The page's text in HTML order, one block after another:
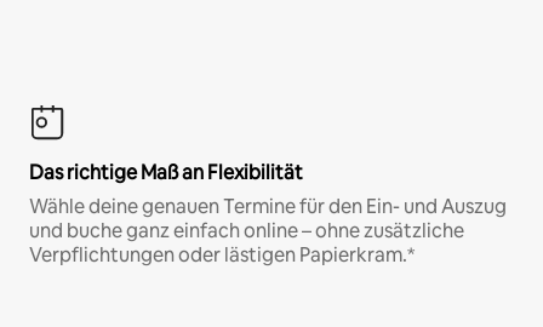
Das richtige Maß an Flexibilität
Wähle deine genauen Termine für den Ein- und Auszug
und buche ganz einfach online – ohne zusätzliche
Verpflichtungen oder lästigen Papierkram.*